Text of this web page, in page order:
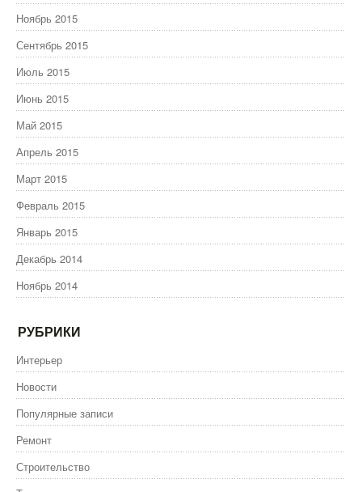
Ноябрь 2015
Сентябрь 2015
Июль 2015
Июнь 2015
Май 2015
Апрель 2015
Март 2015
Февраль 2015
Январь 2015
Декабрь 2014
Ноябрь 2014
РУБРИКИ
Интерьер
Новости
Популярные записи
Ремонт
Строительство